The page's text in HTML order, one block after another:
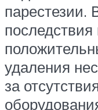
парестезии.
удаления
за